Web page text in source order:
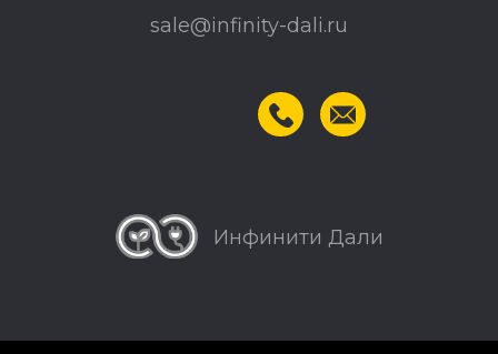
sale@infinity-dali.ru
Инфинити Дали